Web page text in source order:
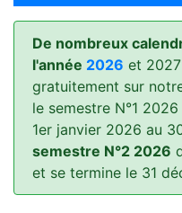
De nombreux
l'année 2026 et
gratuitement sur
le semestre N°1
1er janvier 2026 au
semestre N°2 2026
et se termine le 31